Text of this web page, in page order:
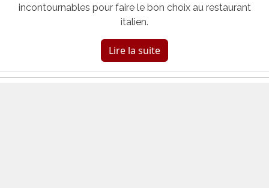
incontournables pour faire le bon choix au restaurant
italien.
Lire la suite